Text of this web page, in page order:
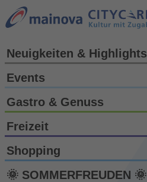
Neuigkeiten & Highlights
Events
Gastro & Genuss
Freizeit
Shopping
🌞 SOMMERFREUDEN 🌞